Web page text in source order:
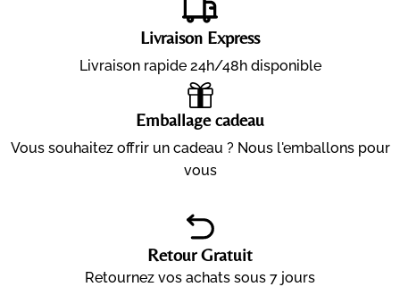
Livraison Express
Livraison rapide 24h/48h disponible
Emballage cadeau
Vous souhaitez offrir un cadeau ? Nous l'emballons pour
vous
Retour Gratuit
Retournez vos achats sous 7 jours